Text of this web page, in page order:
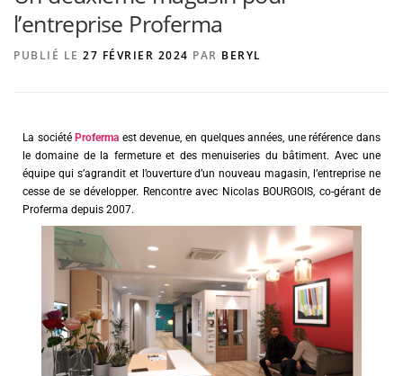
AGENCE DE PUBLICITÉ
l’entreprise Proferma
PUBLIÉ LE 27 FÉVRIER 2024 PAR BERYL
La société Proferma est devenue, en quelques années, une référence dans
le domaine de la fermeture et des menuiseries du bâtiment. Avec une
équipe qui s’agrandit et l’ouverture d’un nouveau magasin, l’entreprise ne
cesse de se développer. Rencontre avec Nicolas BOURGOIS, co-gérant de
Proferma depuis 2007.